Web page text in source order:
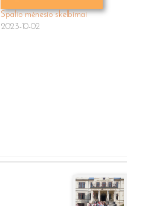
Spalio mėnesio skelbimai
2023-10-02